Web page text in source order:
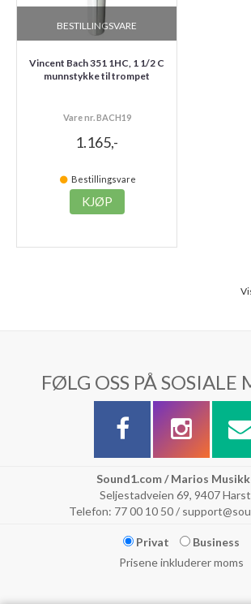
BESTILLINGSVARE
Vincent Bach 351 1HC, 1 1/2 C
munnstykke til trompet
Vare nr. BACH19
1.165,-
Bestillingsvare
KJØP
FØLG OSS PÅ SOSIALE
Sound1.com / Marios Musikk
Seljestadveien 69, 9407
Telefon: 77 00 10 50 /
Privat
Business
Prisene inkluderer moms